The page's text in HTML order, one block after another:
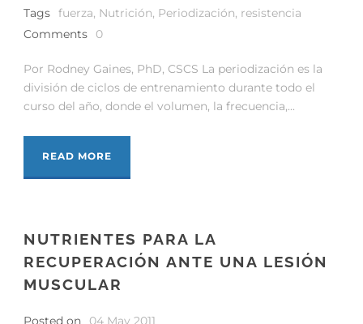
Tags fuerza, Nutrición, Periodización, resistencia
Comments
0
Por Rodney Gaines, PhD, CSCS La periodización es la
división de ciclos de entrenamiento durante todo el
curso del año, donde el volumen, la frecuencia,...
READ MORE
NUTRIENTES PARA LA
RECUPERACIÓN ANTE UNA LESIÓN
MUSCULAR
Posted on
04 May 2011